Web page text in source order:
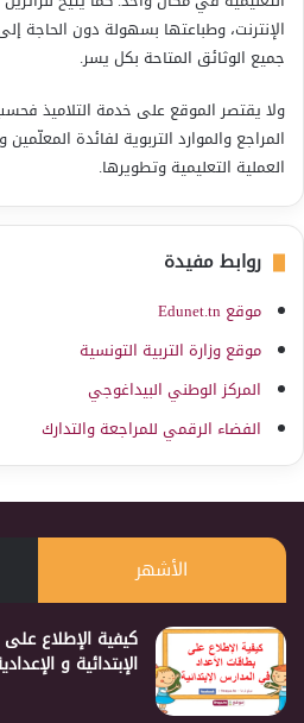
الإنترنت، وطباعتها بسهولة دون الحاجة
جميع الوثائق المتاحة بكل يسر.
ولا يقتصر الموقع على خدمة التلاميذ
المراجع والموارد التربوية لفائدة
العملية التعليمية وتطويرها.
روابط مفيدة
موقع Edunet.tn
موقع وزارة التربية التونسية
المركز الوطني البيداغوجي
الفضاء الرقمي للمراجعة والتدارك
الأشهر
كيفية الإطلاع
الإبتدائية و